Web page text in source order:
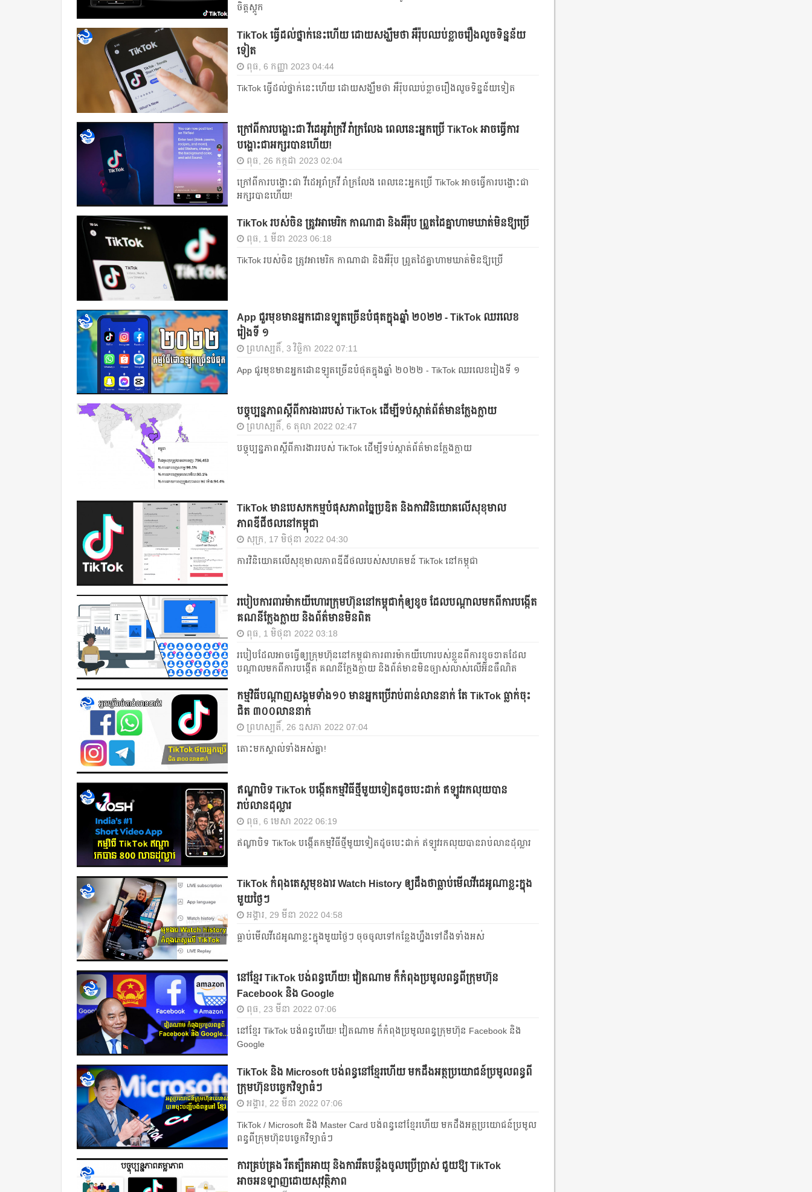
ចិត្ត​ស្តូក
TikTok ធ្វើដល់ថ្នាក់​នេះហើយ ដោយសង្ឃឹមថា អឺរ៉ុបឈប់ខ្លាច​រឿងលួចទិន្នន័យ
ទៀត
ពុធ, 6 កញ្ញា 2023 04:44
TikTok ធ្វើដល់ថ្នាក់​នេះហើយ ដោយសង្ឃឹមថា អឺរ៉ុបឈប់ខ្លាច​រឿងលួចទិន្នន័យទៀត
ក្រៅពីការបង្ហោះជា វីដេអូរាំក្រវី រាំក្រលែង ពេលនេះអ្នកប្រើ TikTok អាចធ្វើការ
បង្ហោះជាអក្សរបានហើយ!
ពុធ, 26 កក្កដា 2023 02:04
ក្រៅពីការបង្ហោះជា វីដេអូរាំក្រវី រាំក្រលែង ពេលនេះអ្នកប្រើ TikTok អាចធ្វើការបង្ហោះជា
អក្សរបានហើយ!
TikTok របស់ចិន ត្រូវអាមេរិក កាណាដា និងអឺរ៉ុប ព្រួតដៃគ្នាហាមឃាត់​មិនឱ្យប្រើ
ពុធ, 1 មីនា 2023 06:18
TikTok របស់ចិន ត្រូវអាមេរិក កាណាដា និងអឺរ៉ុប ព្រួតដៃគ្នាហាមឃាត់​មិនឱ្យប្រើ
App ជួរមុខមានអ្នកដោនឡូតច្រើនបំផុតក្នុងឆ្នាំ ២០២២ - TikTok ឈរលេខ
រៀងទី ១
ព្រហស្បតិ៍, 3 វិច្ឆិកា 2022 07:11
App ជួរមុខមានអ្នកដោនឡូតច្រើនបំផុតក្នុងឆ្នាំ ២០២២ - TikTok ឈរលេខរៀងទី ១
បច្ចុប្បន្នភាពស្ដីពីការងាររបស់ TikTok ដើម្បីទប់ស្កាត់ព័ត៌មានក្លែងក្លាយ
ព្រហស្បតិ៍, 6 តុលា 2022 02:47
បច្ចុប្បន្នភាពស្ដីពីការងាររបស់ TikTok ដើម្បីទប់ស្កាត់ព័ត៌មានក្លែងក្លាយ
TikTok មានបេសកកម្មបំផុសភាពច្នៃ​ប្រឌិត និងការវិនិយោគលើសុខុមាល
ភាពឌីជីថលនៅកម្ពុជា
សុក្រ, 17 មិថុនា 2022 04:30
ការវិនិយោគលើសុខុមាលភាពឌីជីថលរបស់សហគមន៍ TikTok នៅកម្ពុជា
របៀបការពារម៉ាកយីហោរក្រុមហ៊ុននៅកម្ពុជាកុំឲ្យខូច ដែលបណ្តាលមកពីការបង្កើត
គណនីក្លែងក្លាយ និងព័ត៌មានមិនពិត
ពុធ, 1 មិថុនា 2022 03:18
របៀបដែលអាចធ្វើឲ្យក្រុមហ៊ុននៅកម្ពុជាការពារម៉ាកយីហោរបស់ខ្លួនពីការខូចខាតដែល
បណ្តាលមកពីការបង្កើត គណនីក្លែងក្លាយ និងព័ត៌មានមិនច្បាស់លាស់លើអ៊ីនធឺណិត
កម្មវិធីបណ្ដាញសង្គមទាំង១០ មានអ្នកប្រើរាប់ពាន់លាននាក់ តែ TikTok ធ្លាក់ចុះ
ជិត ៣០០លាននាក់
ព្រហស្បតិ៍, 26 ឧសភា 2022 07:04
តោះមកស្គាល់ទាំងអស់គ្នា!
ឥណ្ឌាបិទ TikTok បង្កើតកម្មវិធីថ្មីមួយទៀតដូចបេះដាក់ ឥឡូវ​រកលុយបាន
រាប់លានដុល្លារ
ពុធ, 6 មេសា 2022 06:19
ឥណ្ឌាបិទ TikTok បង្កើតកម្មវិធីថ្មីមួយទៀតដូចបេះដាក់ ឥឡូវ​រកលុយបានរាប់លានដុល្លារ
TikTok កំពុង​តេស្ត​មុខងារ​ Watch History ឲ្យដឹង​ថា​ធ្លាប់​មើល​វីដេអូ​ណា​ខ្លះ​ក្នុង​
មួយ​ថ្ងៃ​ៗ
អង្គារ, 29 មីនា 2022 04:58
ធ្លាប់​មើល​វីដេអូ​ណា​ខ្លះ​ក្នុង​មួយ​ថ្ងៃ​ៗ ចុចចូលទៅកន្លែងហ្នឹងទៅដឹងទាំងអស់
នៅខ្មែរ TikTok បង់ពន្ធហើយ! វៀតណាម ក៏កំពុងប្រមូលពន្ធពីក្រុមហ៊ុន
Facebook និង Google
ពុធ, 23 មីនា 2022 07:06
នៅខ្មែរ TikTok បង់ពន្ធហើយ! វៀតណាម ក៏កំពុងប្រមូលពន្ធក្រុមហ៊ុន Facebook និង
Google
TikTok និង Microsoft បង់​ពន្ធ​នៅ​ខ្មែរ​ហើយ មក​ដឹង​អត្ថប្រយោជន៍​ប្រមូល​ពន្ធ​ពី​
ក្រុមហ៊ុន​បច្ចេកវិទ្យា​ធំៗ
អង្គារ, 22 មីនា 2022 07:06
TikTok / Microsoft និង Master Card បង់ពន្ធនៅខ្មែរហើយ មកដឹងអត្ថប្រយោជន៍ប្រមូល
ពន្ធពីក្រុមហ៊ុនបច្ចេកវិទ្យាធំៗ
ការគ្រប់គ្រង រឹតត្បឹតអាយុ និងការរឹតបន្ដឹងចូលប្រើប្រាស់ ជួយឱ្យ TikTok
អាចអនឡាញដោយសុវត្ថិភាព